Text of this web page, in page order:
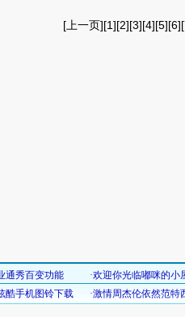
[ 上一页][1][2][3][4][5][6][